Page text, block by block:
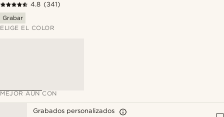
4.8 (341)
Grabar
ELIGE EL COLOR
MEJOR AÚN CON
Grabados personalizados